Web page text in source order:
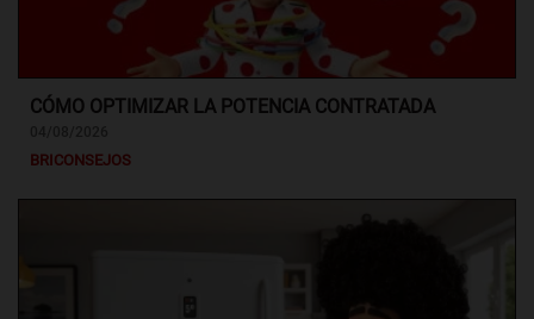
CÓMO OPTIMIZAR LA POTENCIA CONTRATADA
BRICONSEJOS